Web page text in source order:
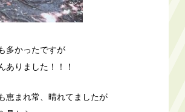
多かったですが
ありました！！！
恵まれ常、晴れてましたが